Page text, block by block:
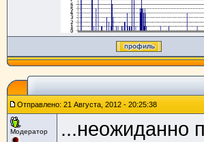
Отправлено: 21 Августа, 2012 - 20:25:38
Модератор ...неожиданно